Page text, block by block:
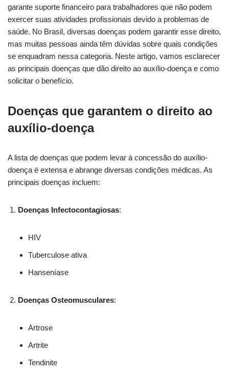
garante suporte financeiro para trabalhadores que não podem
exercer suas atividades profissionais devido a problemas de
saúde. No Brasil, diversas doenças podem garantir esse direito,
mas muitas pessoas ainda têm dúvidas sobre quais condições
se enquadram nessa categoria. Neste artigo, vamos esclarecer
as principais doenças que dão direito ao auxílio-doença e como
solicitar o benefício.
Doenças que garantem o direito ao
auxílio-doença
A lista de doenças que podem levar à concessão do auxílio-
doença é extensa e abrange diversas condições médicas. As
principais doenças incluem:
Doenças Infectocontagiosas:
HIV
Tuberculose ativa
Hanseníase
Doenças Osteomusculares:
Artrose
Artrite
Tendinite